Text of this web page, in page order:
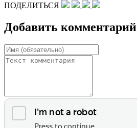
ПОДЕЛИТЬСЯ
Добавить комментарий